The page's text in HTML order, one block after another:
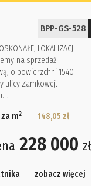
BPP-GS-528
LOKALIZACJI
na sprzedaż
o powierzchni 1540
ulicy Zamkowej.
...
m2 148,05 zł
228 000 zł
zobacz więcej